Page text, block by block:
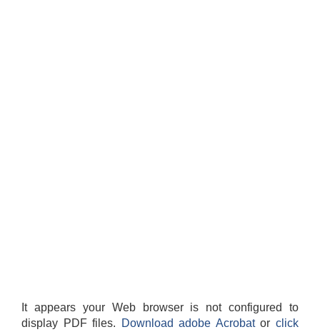
It appears your Web browser is not configured to
display PDF files.
Download adobe Acrobatorclick